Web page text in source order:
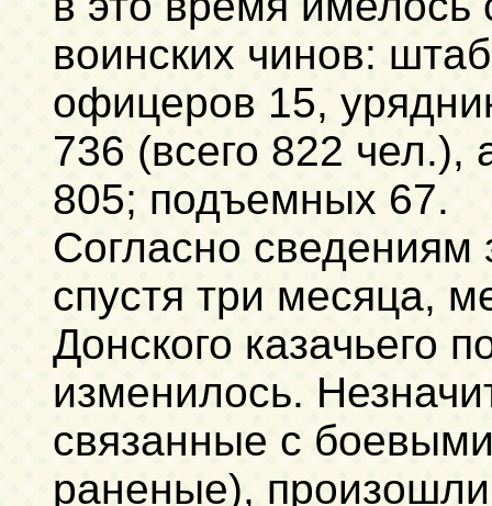
воинских чинов:
офицеров 15,
736 (всего 822
805; подъемных 67.
Согласно сведениям
спустя три месяца,
Донского казачьего
изменилось.
связанные с
раненые),